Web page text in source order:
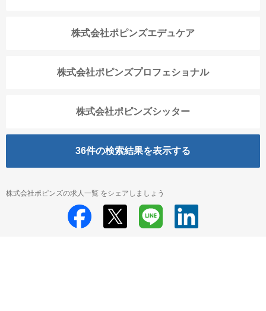
株式会社ポピンズエデュケア
株式会社ポピンズプロフェショナル
株式会社ポピンズシッター
36件の検索結果を表示する
株式会社ポピンズの求人一覧 をシェアしましょう